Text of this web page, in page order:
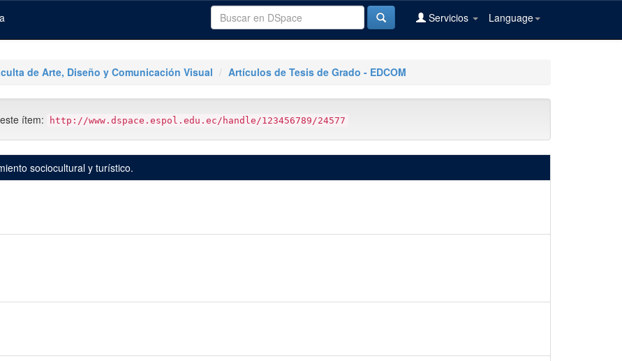
Language
Servicios
de Arte, Diseño y Comunicación Visual Artículos de Tesis de Grado - EDCOM
ítem: http://www.dspace.espol.edu.ec/handle/123456789/24577
sociocultural y turístico.